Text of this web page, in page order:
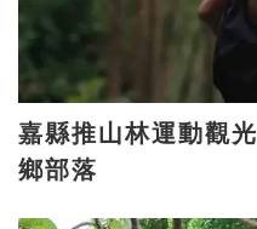
嘉縣推山林運動觀光 阿里山雲徑賽串聯茶
鄉部落